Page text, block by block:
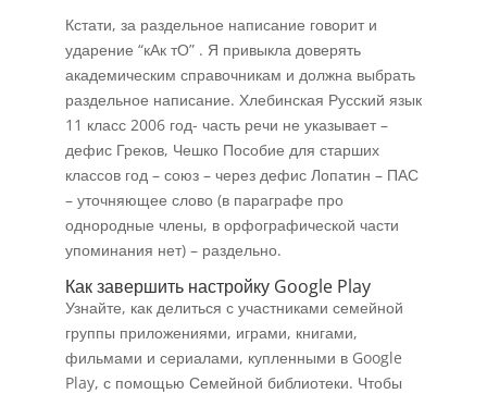
Кстати, за раздельное написание говорит и
ударение “кАк тО” . Я привыкла доверять
академическим справочникам и должна выбрать
раздельное написание. Хлебинская Русский язык
11 класс 2006 год- часть речи не указывает –
дефис Греков, Чешко Пособие для старших
классов год – союз – через дефис Лопатин – ПАС
– уточняющее слово (в параграфе про
однородные члены, в орфографической части
упоминания нет) – раздельно.
Как завершить настройку Google Play
Узнайте, как делиться с участниками семейной
группы приложениями, играми, книгами,
фильмами и сериалами, купленными в Google
Play, с помощью Семейной библиотеки. Чтобы